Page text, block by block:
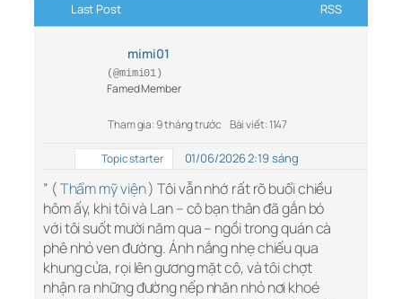
Last Post RSS
mimi01
(@mimi01)
Famed Member
Tham gia: 9 tháng trước Bài viết: 1147
Topic starter 01/06/2026 2:19 sáng
” (Thẩm mỹ viện) Tôi vẫn nhớ rất rõ buổi chiều
hôm ấy, khi tôi và Lan – cô bạn thân đã gắn bó
với tôi suốt mười năm qua – ngồi trong quán cà
phê nhỏ ven đường. Ánh nắng nhẹ chiếu qua
khung cửa, rọi lên gương mặt cô, và tôi chợt
nhận ra những đường nếp nhăn nhỏ nơi khoé